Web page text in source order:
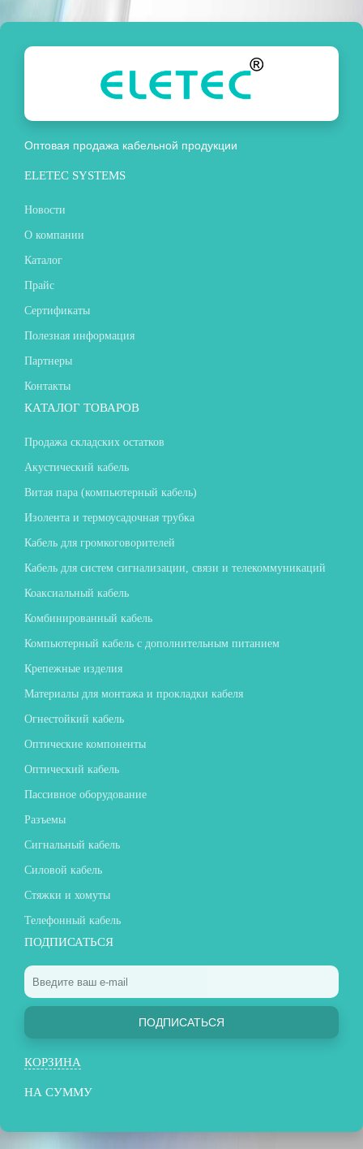
Оптовая продажа кабельной продукции
ELETEC SYSTEMS
Новости
О компании
Каталог
Прайс
Сертификаты
Полезная информация
Партнеры
Контакты
КАТАЛОГ ТОВАРОВ
Продажа складских остатков
Акустический кабель
Витая пара (компьютерный кабель)
Изолента и термоусадочная трубка
Кабель для громкоговорителей
Кабель для систем сигнализации, связи и телекоммуникаций
Коаксиальный кабель
Комбинированный кабель
Компьютерный кабель с дополнительным питанием
Крепежные изделия
Материалы для монтажа и прокладки кабеля
Огнестойкий кабель
Оптические компоненты
Оптический кабель
Пассивное оборудование
Разъемы
Сигнальный кабель
Силовой кабель
Стяжки и хомуты
Телефонный кабель
ПОДПИСАТЬСЯ
ПОДПИСАТЬСЯ
КОРЗИНА
НА СУММУ